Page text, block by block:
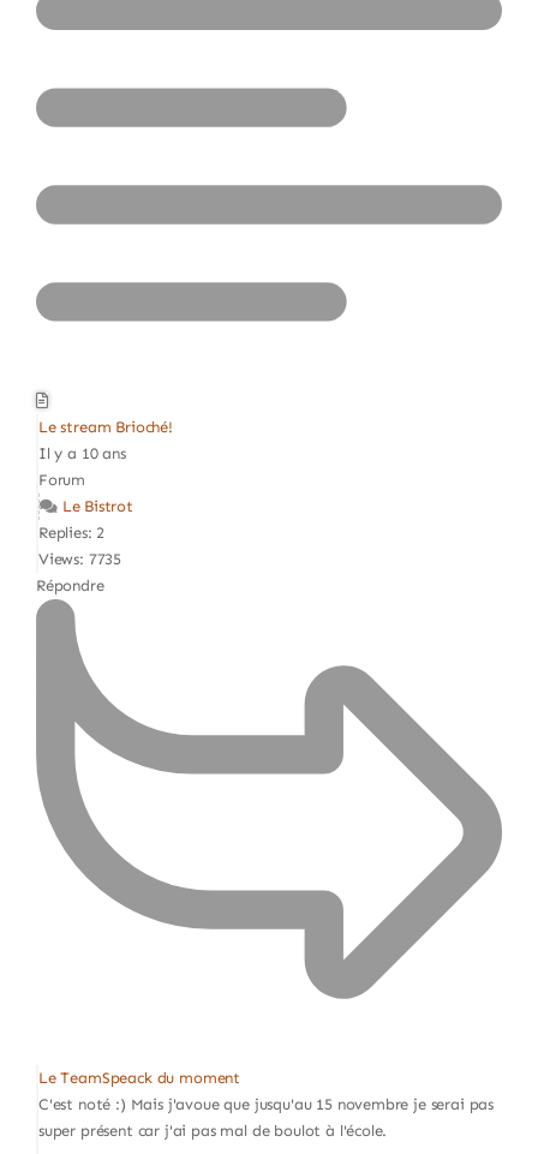
Le stream Brioché!
Il y a 10 ans
Forum
Le Bistrot
Replies: 2
Views: 7735
Répondre
Le TeamSpeack du moment
C'est noté :) Mais j'avoue que jusqu'au 15 novembre je serai pas
super présent car j'ai pas mal de boulot à l'école.